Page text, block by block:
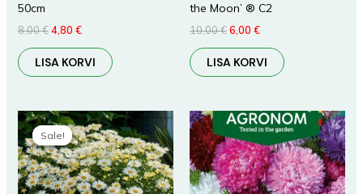
50cm
8,00€ 4,80 €
LISA KORVI
the Moon’ ® C2
10,00€6,00 €
LISA KORVI
Sale!
Sale!
Algne
hind
oli:
5,00 €.
Praegune
hind
on:
3,00 €.